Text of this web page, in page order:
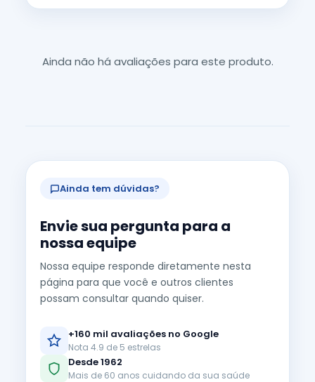
Ainda não há avaliações para este produto.
Ainda tem dúvidas?
Envie sua pergunta para a
nossa equipe
Nossa equipe responde diretamente nesta
página para que você e outros clientes
possam consultar quando quiser.
+160 mil avaliações no Google
Nota 4.9 de 5 estrelas
Desde 1962
Mais de 60 anos cuidando da sua saúde